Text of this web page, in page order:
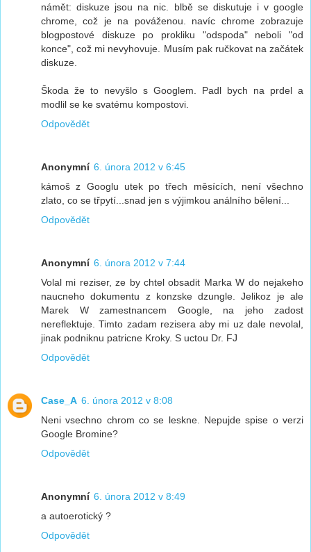
námět: diskuze jsou na nic. blbě se diskutuje i v google
chrome, což je na pováženou. navíc chrome zobrazuje
blogpostové diskuze po prokliku "odspoda" neboli "od
konce", což mi nevyhovuje. Musím pak ručkovat na začátek
diskuze.
Škoda že to nevyšlo s Googlem. Padl bych na prdel a
modlil se ke svatému kompostovi.
Odpovědět
Anonymní 6. února 2012 v 6:45
kámoš z Googlu utek po třech měsících, není všechno
zlato, co se třpytí...snad jen s výjimkou análního bělení...
Odpovědět
Anonymní 6. února 2012 v 7:44
Volal mi reziser, ze by chtel obsadit Marka W do nejakeho
naucneho dokumentu z konzske dzungle. Jelikoz je ale
Marek W zamestnancem Google, na jeho zadost
nereflektuje. Timto zadam rezisera aby mi uz dale nevolal,
jinak podniknu patricne Kroky. S uctou Dr. FJ
Odpovědět
Case_A 6. února 2012 v 8:08
Neni vsechno chrom co se leskne. Nepujde spise o verzi
Google Bromine?
Odpovědět
Anonymní 6. února 2012 v 8:49
a autoerotický ?
Odpovědět